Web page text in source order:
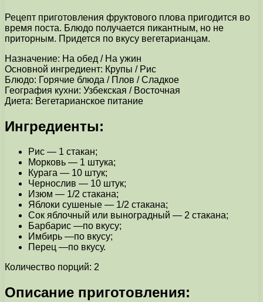
Рецепт приготовления фруктового плова пригодится во
время поста. Блюдо получается пикантным, но не
приторным. Придется по вкусу вегетарианцам.
Назначение: На обед / На ужин
Основной ингредиент: Крупы / Рис
Блюдо: Горячие блюда / Плов / Сладкое
География кухни: Узбекская / Восточная
Диета: Вегетарианское питание
Ингредиенты:
Рис — 1 стакан;
Морковь — 1 штука;
Курага — 10 штук;
Чернослив — 10 штук;
Изюм — 1/2 стакана;
Яблоки сушеные — 1/2 стакана;
Сок яблочный или выноградный — 2 стакана;
Барбарис —по вкусу;
Имбирь —по вкусу;
Перец —по вкусу.
Количество порций: 2
Описание приготовления: